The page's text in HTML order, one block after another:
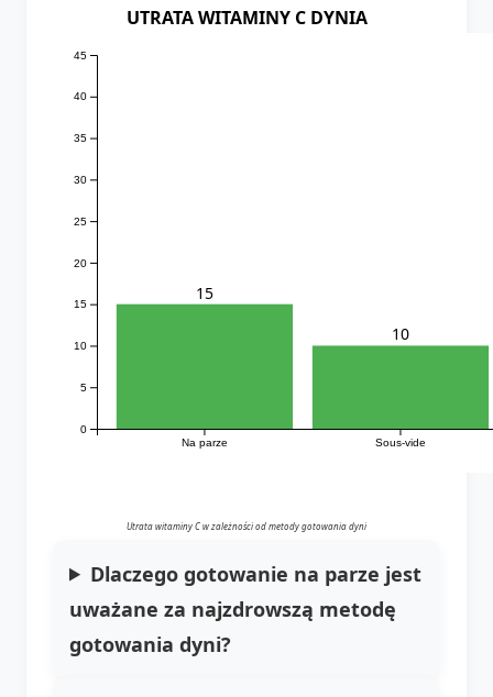
UTRATA WITAMINY C DYNIA
Na parze Sous-vide
0
5
10
15
20
25
30
35
40
45
15
10
Utrata witaminy C w zależności od metody gotowania dyni
Dlaczego gotowanie na parze jest
uważane za najzdrowszą metodę
gotowania dyni?